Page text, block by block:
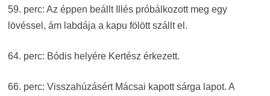
59. perc: Az éppen beállt Illés próbálkozott meg egy
lövéssel, ám labdája a kapu fölött szállt el.
64. perc: Bódis helyére Kertész érkezett.
66. perc: Visszahúzásért Mácsai kapott sárga lapot. A